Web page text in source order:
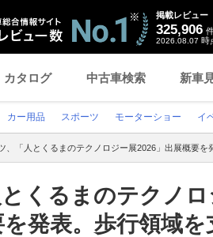
掲載レビュー
325,906
2026.08.07 時
カタログ 中古車検索 新車
カー用品 スポーツ モーターショー イ
、「人とくるまのテクノロジー展2026」出展概要
くるまのテクノロ
発表。歩行領域